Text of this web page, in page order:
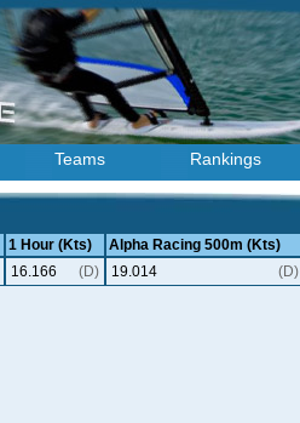
Teams Rankings
1 Hour (Kts) Alpha Racing 500m (Kts)
16.166 (D) 19.014 (D)